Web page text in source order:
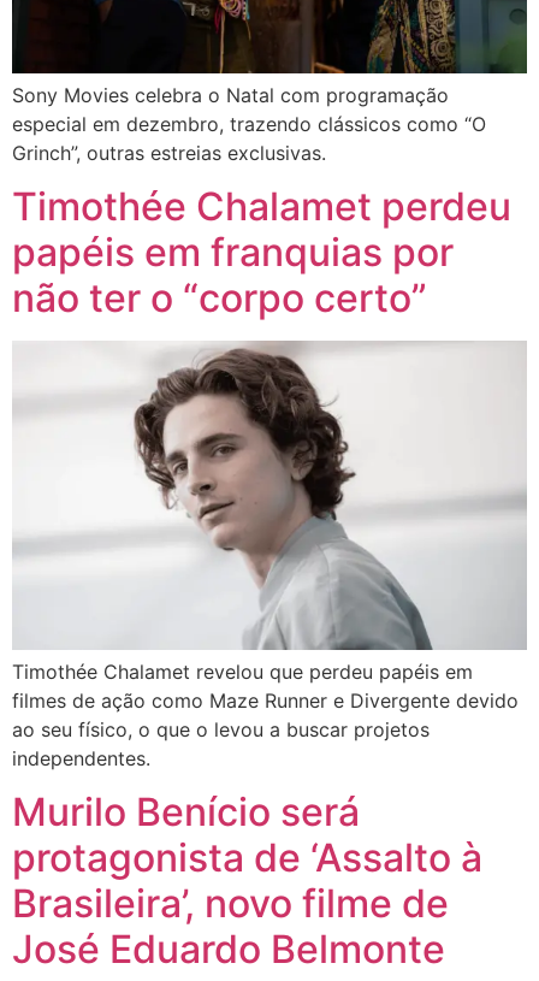
Sony Movies celebra o Natal com programação
especial em dezembro, trazendo clássicos como “O
Grinch”, outras estreias exclusivas.
Timothée Chalamet perdeu
papéis em franquias por
não ter o “corpo certo”
Timothée Chalamet revelou que perdeu papéis em
filmes de ação como Maze Runner e Divergente devido
ao seu físico, o que o levou a buscar projetos
independentes.
Murilo Benício será
protagonista de ‘Assalto à
Brasileira’, novo filme de
José Eduardo Belmonte